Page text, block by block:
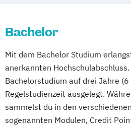
Bachelor
Mit dem Bachelor Studium
anerkannten
Bachelorstudium auf drei Jahre (6
Regelstudienzeit ausgelegt.
sammelst du in den
sogenannten Modulen, Credit